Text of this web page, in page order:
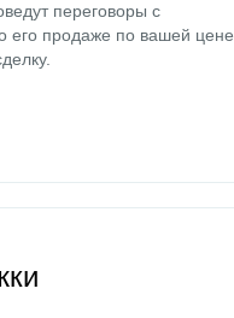
переговоры с
его продаже по вашей цене